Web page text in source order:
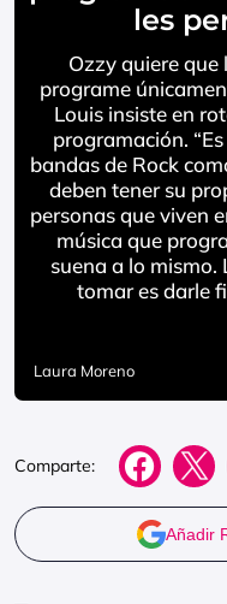
les
Ozzy quiere que
programe
Louis insiste en
programación.
bandas de Rock
deben tener su
personas que viven
música que
suena a lo mismo.
tomar es darle
Laura Moreno
Comparte:
Añadir